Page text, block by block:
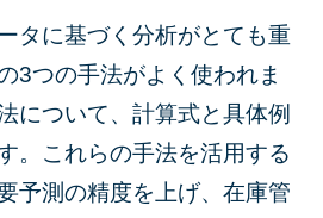
タに基づく分析がとても重
3つの手法がよく使われま
について、計算式と具体例
。これらの手法を活用する
予測の精度を上げ、在庫管